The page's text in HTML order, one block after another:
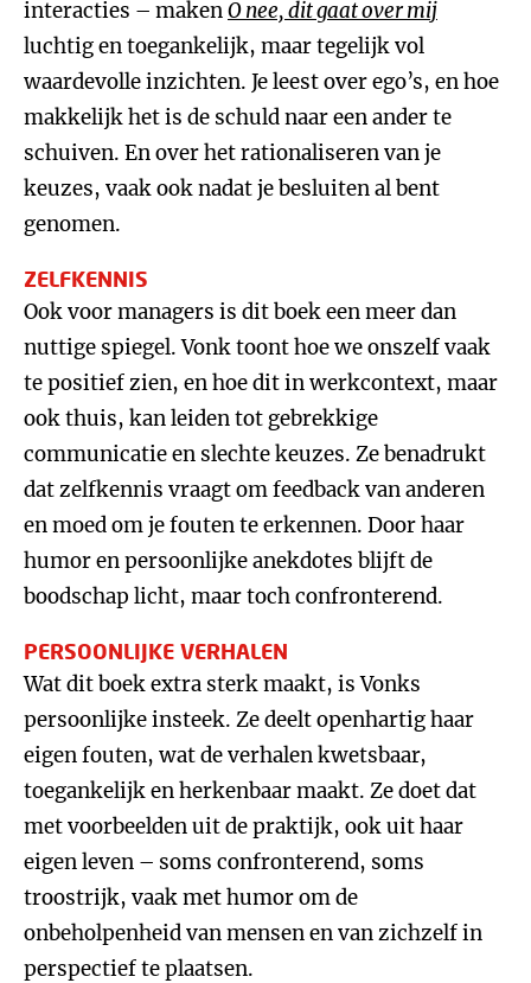
interacties – makenO nee, dit gaat over mij
luchtig en toegankelijk, maar tegelijk vol
waardevolle inzichten. Je leest over ego’s, en hoe
makkelijk het is de schuld naar een ander te
schuiven. En over het rationaliseren van je
keuzes, vaak ook nadat je besluiten al bent
genomen.
ZELFKENNIS
Ook voor managers is dit boek een meer dan
nuttige spiegel. Vonk toont hoe we onszelf vaak
te positief zien, en hoe dit in werkcontext, maar
ook thuis, kan leiden tot gebrekkige
communicatie en slechte keuzes. Ze benadrukt
dat zelfkennis vraagt om feedback van anderen
en moed om je fouten te erkennen. Door haar
humor en persoonlijke anekdotes blijft de
boodschap licht, maar toch confronterend.
PERSOONLIJKE VERHALEN
Wat dit boek extra sterk maakt, is Vonks
persoonlijke insteek. Ze deelt openhartig haar
eigen fouten, wat de verhalen kwetsbaar,
toegankelijk en herkenbaar maakt. Ze doet dat
met voorbeelden uit de praktijk, ook uit haar
eigen leven – soms confronterend, soms
troostrijk, vaak met humor om de
onbeholpenheid van mensen en van zichzelf in
perspectief te plaatsen.